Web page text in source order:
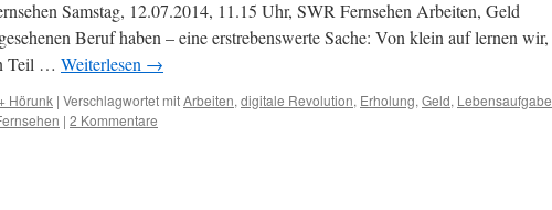
Samstag, 12.07.2014, 11.15 Uhr, SWR Fernsehen Arbeiten, Geld
Beruf haben – eine erstrebenswerte Sache: Von klein auf lernen wir,
Teil … Weiterlesen →
Hörunk | Verschlagwortet mitArbeiten, digitale Revolution, Erholung, Geld, Lebensaufgabe
| 2 Kommentare